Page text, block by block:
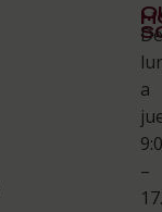
Te
De
a
–